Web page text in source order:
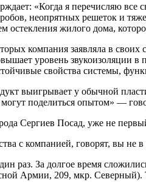
«Когда я перечисляю все
неопрятных решеток и
остекления жилого дома,
компания заявляла в
уровень звукоизоляции
свойства системы,
выигрывает у обычной
поделиться опытом» —
Сергиев Посад, уже не
с компанией, говорят, вы не
раз. За долгое время
Армии, 209, мкр. Северный).